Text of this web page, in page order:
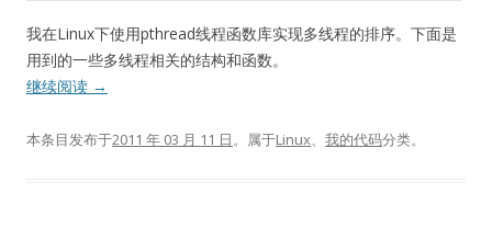
我在Linux下使用pthread线程函数库实现多线程的排序。下面是
用到的一些多线程相关的结构和函数。
继续阅读 →
本条目发布于2011 年 03 月 11 日。属于Linux、 我的代码分类。